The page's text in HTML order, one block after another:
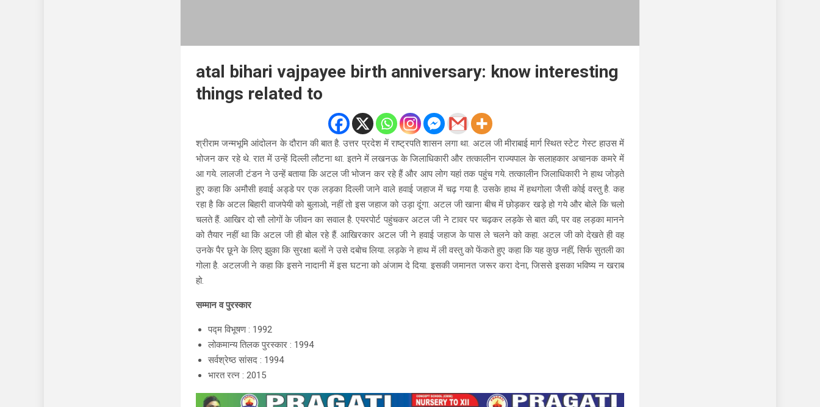
atal bihari vajpayee birth anniversary: know interesting
things related to
श्रीराम जन्मभूमि आंदोलन के दौरान की बात है. उत्तर प्रदेश में राष्ट्रपति शासन लगा था. अटल जी मीराबाई मार्ग स्थित स्टेट गेस्ट हाउस में
भोजन कर रहे थे. रात में उन्हें दिल्ली लौटना था. इतने में लखनऊ के जिलाधिकारी और तत्कालीन राज्यपाल के सलाहकार अचानक कमरे में
आ गये. लालजी टंडन ने उन्हें बताया कि अटल जी भोजन कर रहे हैं और आप लोग यहां तक पहुंच गये. तत्कालीन जिलाधिकारी ने हाथ जोड़ते
हुए कहा कि अमौसी हवाई अड्डे पर एक लड़का दिल्ली जाने वाले हवाई जहाज में चढ़ गया है. उसके हाथ में हथगोला जैसी कोई वस्तु है. कह
रहा है कि अटल बिहारी वाजपेयी को बुलाओ, नहीं तो इस जहाज को उड़ा दूंगा. अटल जी खाना बीच में छोड़कर खड़े हो गये और बोले कि चलो
चलते हैं. आखिर दो सौ लोगों के जीवन का सवाल है. एयरपोर्ट पहुंचकर अटल जी ने टावर पर चढ़कर लड़के से बात की, पर वह लड़का मानने
को तैयार नहीं था कि अटल जी ही बोल रहे हैं. आखिरकार अटल जी ने हवाई जहाज के पास ले चलने को कहा. अटल जी को देखते ही वह
उनके पैर छूने के लिए झुका कि सुरक्षा बलों ने उसे दबोच लिया. लड़के ने हाथ में ली वस्तु को फेंकते हुए कहा कि यह कुछ नहीं, सिर्फ सुतली का
गोला है. अटलजी ने कहा कि इसने नादानी में इस घटना को अंजाम दे दिया. इसकी जमानत जरूर करा देना, जिससे इसका भविष्य न खराब
हो.
सम्मान व पुरस्कार
पद्म विभूषण : 1992
लोकमान्य तिलक पुरस्कार : 1994
सर्वश्रेष्ठ सांसद : 1994
भारत रत्न : 2015